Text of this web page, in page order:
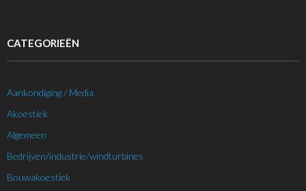
CATEGORIEËN
Aankondiging / Media
Akoestiek
Algemeen
Bedrijven/industrie/windturbines
Bouwakoestiek